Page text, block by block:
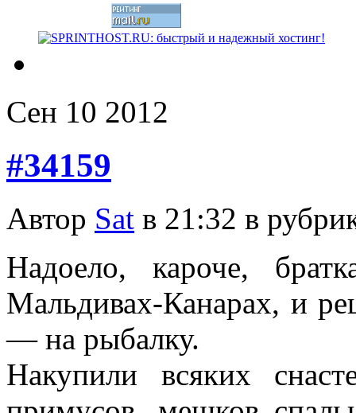
Сен 10 2012
#34159
Автор Sat в 21:32 в
Надоело, кароче,
Мальдивах-Канарах, и
— на рыбалку.
Накупили всяких